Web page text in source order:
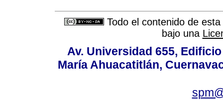
Todo el contenido de
bajo una
Av. Universidad 655,
María Ahuacatitlán,